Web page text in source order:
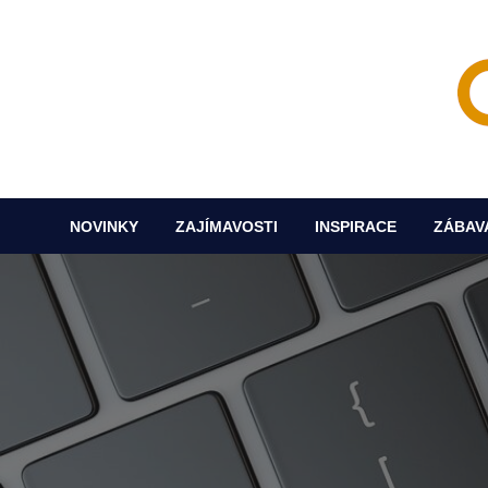
NOVINKY ZAJÍMAVOSTI INSPIRACE